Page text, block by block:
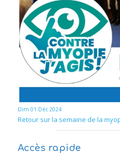
Dim 01 Déc 2024
Retour sur la semaine de la
Accès rapide